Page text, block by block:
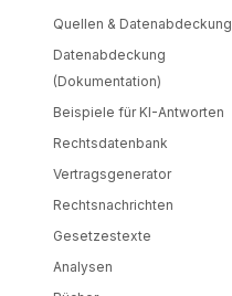
Quellen & Datenabdeckung
Datenabdeckung
(Dokumentation)
Beispiele für KI-Antworten
Rechtsdatenbank
Vertragsgenerator
Rechtsnachrichten
Gesetzestexte
Analysen